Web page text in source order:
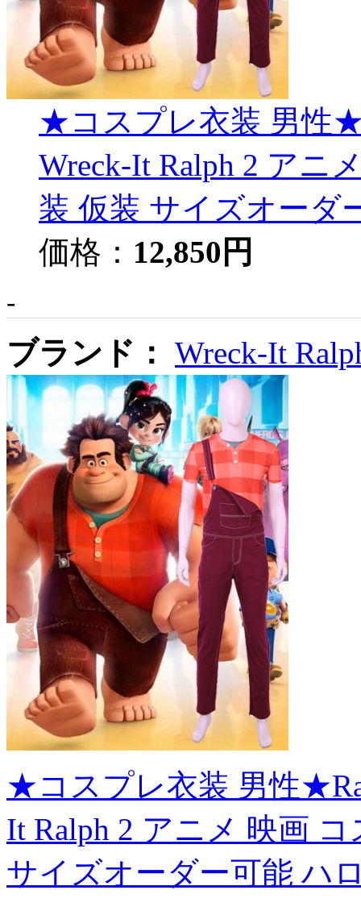
★コスプレ衣装 男性
Wreck-It Ralph 2 アニ
装 仮装 サイズオーダ
価格： 12,850円
-
ブランド： Wreck-It
★コスプレ衣装 男性
It Ralph 2 アニメ 映画
サイズオーダー可能 ハ